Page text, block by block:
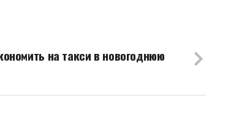
на такси в новогоднюю